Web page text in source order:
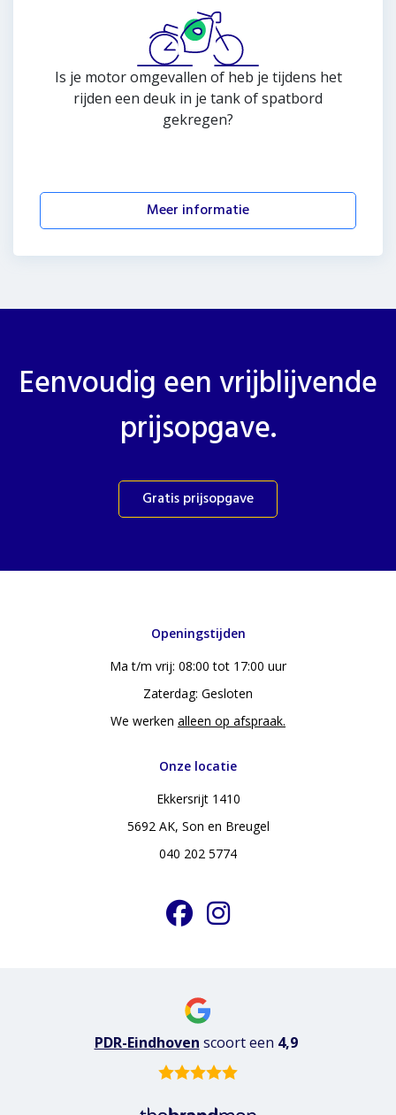
Is je motor omgevallen of heb je tijdens het
rijden een deuk in je tank of spatbord
gekregen?
Meer informatie
Eenvoudig een vrijblijvende
prijsopgave.
Gratis prijsopgave
Openingstijden
Ma t/m vrij: 08:00 tot 17:00 uur
Zaterdag: Gesloten
We werken alleen op afspraak.
Onze locatie
Ekkersrijt 1410
5692 AK, Son en Breugel
040 202 5774
PDR-Eindhoven scoorteen 4,9